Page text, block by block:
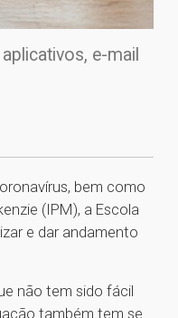
e-mail
bem como
(IPM), a Escola
e dar andamento
não tem sido fácil
também tem se